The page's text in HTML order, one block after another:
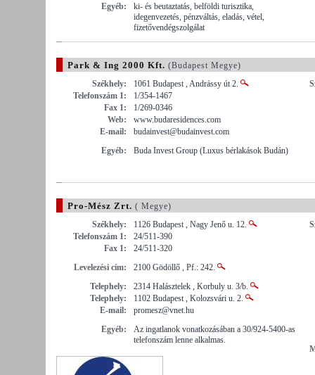
Egyéb:
ki- és beutaztatás, belföldi turisztika,
idegenvezetés, pénzváltás, eladás, vétel,
fizetővendégszolgálat
Park & Ing 2000 Kft. (Budapest Megye)
Székhely:
1061 Budapest , Andrássy út 2.
Telefonszám 1:
1/354-1467
Fax 1:
1/269-0346
Web:
www.budaresidences.com
E-mail:
budainvest@budainvest.com
Egyéb:
Buda Invest Group (Luxus bérlakások Budán)
Pro-Mész Zrt. ( Megye)
Székhely:
1126 Budapest , Nagy Jenő u. 12.
Telefonszám 1:
24/511-390
Fax 1:
24/511-320
Levelezési cím:
2100 Gödöllő , Pf.: 242.
Telephely:
2314 Halásztelek , Korbuly u. 3/b.
Telephely:
1102 Budapest , Kolozsvári u. 2.
E-mail:
promesz@vnet.hu
Egyéb:
Az ingatlanok vonatkozásában a 30/924-5400-as
telefonszám lenne alkalmas.